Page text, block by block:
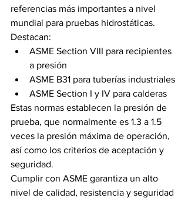
referencias más importantes a nivel
mundial para pruebas hidrostáticas.
Destacan:
ASME Section VIII para recipientes
a presión
ASME B31 para tuberías industriales
ASME Section I y IV para calderas
Estas normas establecen la presión de
prueba, que normalmente es 1.3 a 1.5
veces la presión máxima de operación,
así como los criterios de aceptación y
seguridad.
Cumplir con ASME garantiza un alto
nivel de calidad, resistencia y seguridad